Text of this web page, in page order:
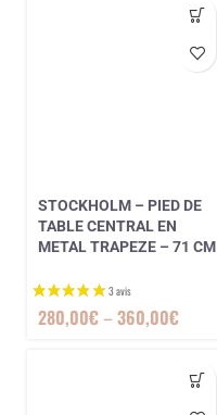
STOCKHOLM – PIED DE
TABLE CENTRAL EN
METAL TRAPEZE – 71 CM
280,00€–360,00€